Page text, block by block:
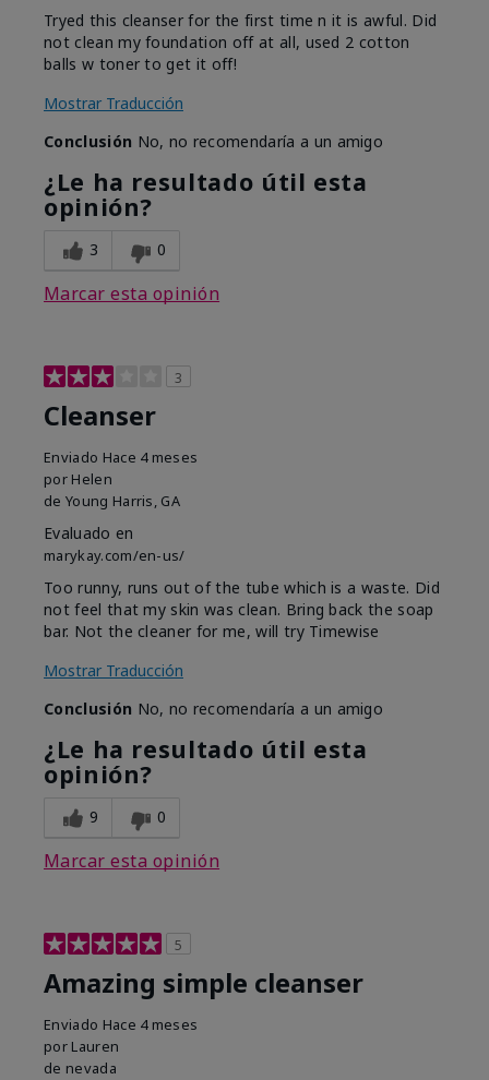
Tryed this cleanser for the first time n it is awful. Did
not clean my foundation off at all, used 2 cotton
balls w toner to get it off!
Mostrar Traducción
Conclusión No, no recomendaría a un amigo
¿Le ha resultado útil esta
opinión?
3 0
Marcar esta opinión
3
Cleanser
Enviado Hace 4 meses
por Helen
de Young Harris, GA
Evaluado en
marykay.com/en-us/
Too runny, runs out of the tube which is a waste. Did
not feel that my skin was clean. Bring back the soap
bar. Not the cleaner for me, will try Timewise
Mostrar Traducción
Conclusión No, no recomendaría a un amigo
¿Le ha resultado útil esta
opinión?
9 0
Marcar esta opinión
5
Amazing simple cleanser
Enviado Hace 4 meses
por Lauren
de nevada